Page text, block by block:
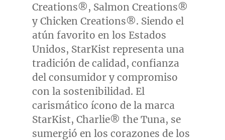
Creations®, Salmon Creations®
y Chicken Creations®. Siendo el
atún favorito en los Estados
Unidos, StarKist representa una
tradición de calidad, confianza
del consumidor y compromiso
con la sostenibilidad. El
carismático ícono de la marca
StarKist, Charlie® the Tuna, se
sumergió en los corazones de los